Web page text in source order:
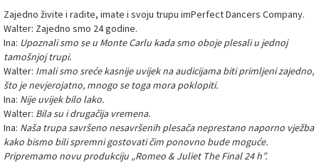
Zajedno živite i radite, imate i svoju trupu imPerfect Dancers Company.
Walter: Zajedno smo 24 godine.
Ina: Upoznali smo se u Monte Carlu kada smo oboje plesali u jednoj
tamošnjoj trupi.
Walter: Imali smo sreće kasnije uvijek na audicijama biti primljeni zajedno,
što je nevjerojatno, mnogo se toga mora poklopiti.
Ina: Nije uvijek bilo lako.
Walter: Bila su i drugačija vremena.
Ina: Naša trupa savršeno nesavršenih plesača neprestano naporno vježba
kako bismo bili spremni gostovati čim ponovno bude moguće.
Pripremamo novu produkciju „Romeo & Juliet The Final 24 h”.